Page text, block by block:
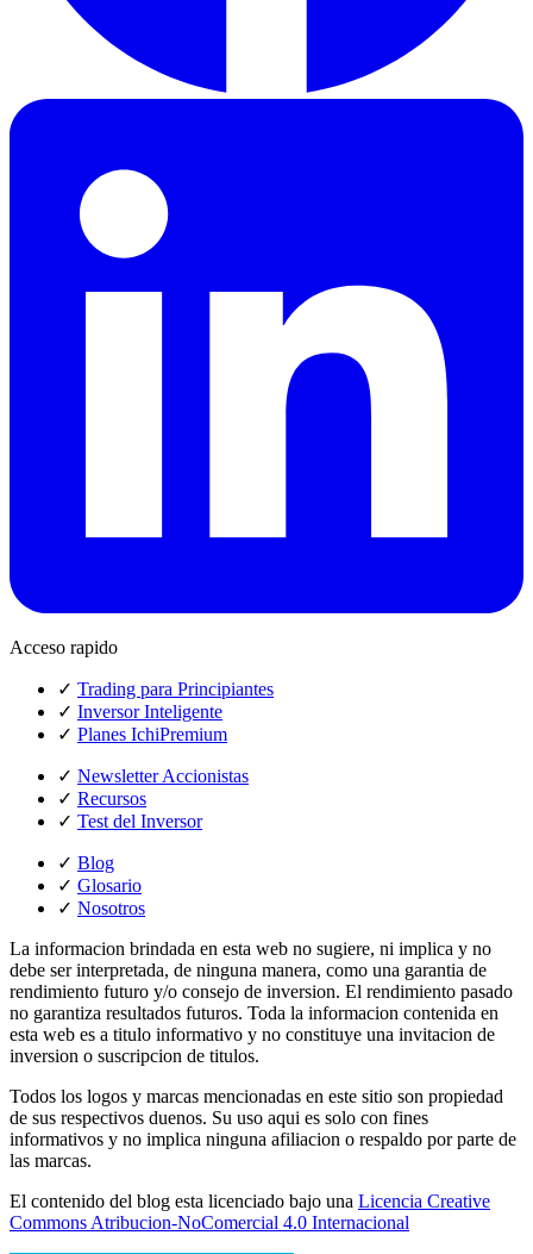
Acceso rapido
✓ Trading para Principiantes
✓ Inversor Inteligente
✓ Planes IchiPremium
✓ Newsletter Accionistas
✓ Recursos
✓ Test del Inversor
✓ Blog
✓ Glosario
✓ Nosotros
La informacion brindada en esta web no sugiere, ni implica y no
debe ser interpretada, de ninguna manera, como una garantia de
rendimiento futuro y/o consejo de inversion. El rendimiento pasado
no garantiza resultados futuros. Toda la informacion contenida en
esta web es a titulo informativo y no constituye una invitacion de
inversion o suscripcion de titulos.
Todos los logos y marcas mencionadas en este sitio son propiedad
de sus respectivos duenos. Su uso aqui es solo con fines
informativos y no implica ninguna afiliacion o respaldo por parte de
las marcas.
El contenido del blog esta licenciado bajo una Licencia Creative
Commons Atribucion-NoComercial 4.0 Internacional